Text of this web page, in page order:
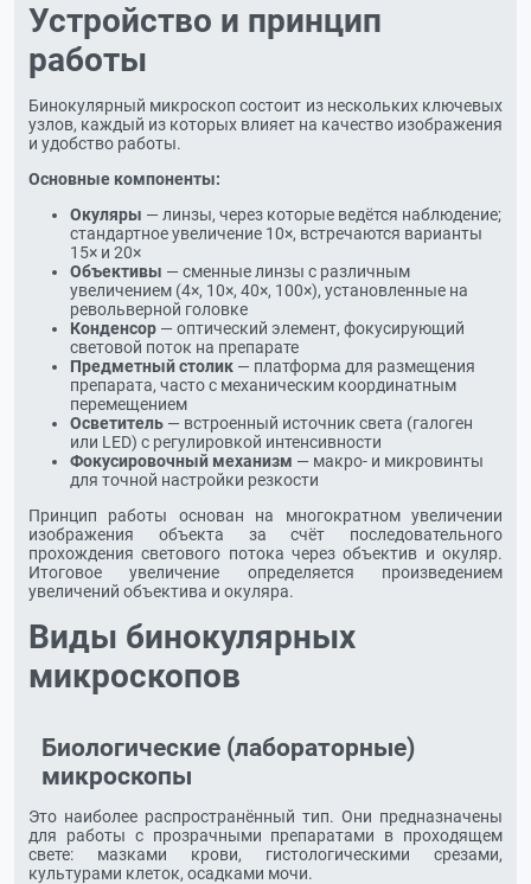
Устройство и принцип
работы
Бинокулярный микроскоп состоит из нескольких ключевых
узлов, каждый из которых влияет на качество изображения
и удобство работы.
Основные компоненты:
Окуляры — линзы, через которые ведётся наблюдение;
стандартное увеличение 10×, встречаются варианты
15× и 20×
Объективы — сменные линзы с различным
увеличением (4×, 10×, 40×, 100×), установленные на
револьверной головке
Конденсор — оптический элемент, фокусирующий
световой поток на препарате
Предметный столик — платформа для размещения
препарата, часто с механическим координатным
перемещением
Осветитель — встроенный источник света (галоген
или LED) с регулировкой интенсивности
Фокусировочный механизм — макро- и микровинты
для точной настройки резкости
Принцип работы основан на многократном увеличении
изображения объекта за счёт последовательного
прохождения светового потока через объектив и окуляр.
Итоговое увеличение определяется произведением
увеличений объектива и окуляра.
Виды бинокулярных
микроскопов
Биологические (лабораторные)
микроскопы
Это наиболее распространённый тип. Они предназначены
для работы с прозрачными препаратами в проходящем
свете: мазками крови, гистологическими срезами,
культурами клеток, осадками мочи.